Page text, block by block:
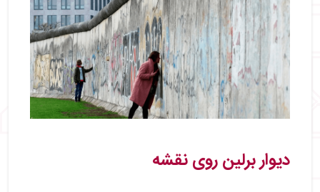
دیوار برلین روی نقشه